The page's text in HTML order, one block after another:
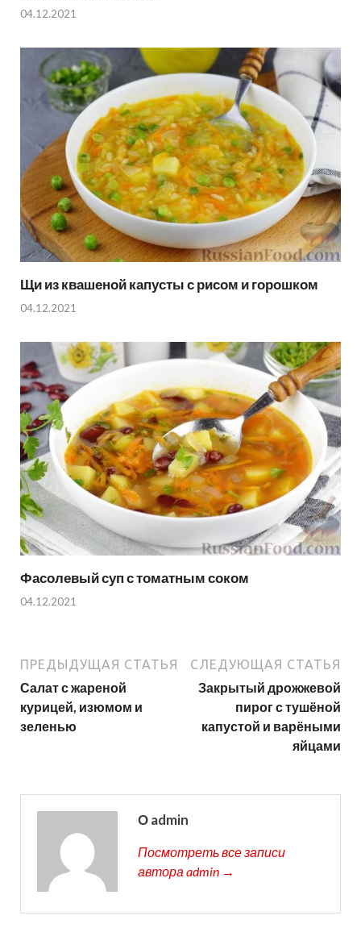
04.12.2021
Щи из квашеной капусты с рисом и горошком
04.12.2021
Фасолевый суп с томатным соком
04.12.2021
ПРЕДЫДУЩАЯ СТАТЬЯ
Салат с жареной
курицей, изюмом и
зеленью
СЛЕДУЮЩАЯ СТАТЬЯ
Закрытый дрожжевой
пирог с тушёной
капустой и варёными
яйцами
О admin
Посмотреть все записи
автора admin →